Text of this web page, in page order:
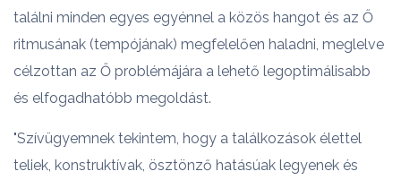
találni minden egyes egyénnel a közös hangot és az Ő
ritmusának (tempójának) megfelelően haladni, meglelve
célzottan az Ő problémájára a lehető legoptimálisabb
és elfogadhatóbb megoldást.
"Szívügyemnek tekintem, hogy a találkozások élettel
teliek, konstruktívak, ösztönző hatásúak legyenek és